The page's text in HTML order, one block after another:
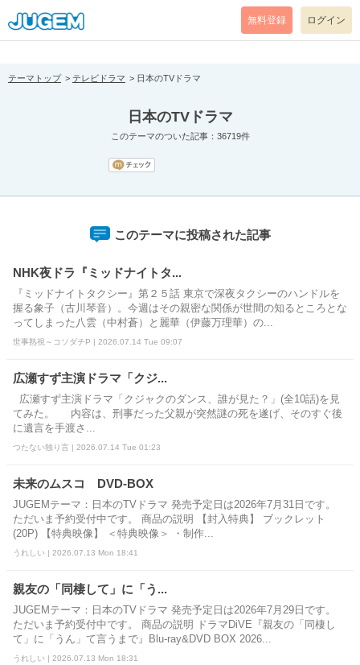
[pear_error: message="Success" code=0 mode=return level=notice
prefix="" info=""]
無料登録 ログイン
テーマトップ テレビドラマ 日本のTVドラマ
日本のTVドラマ
このテーマのついた記事：36719件
このテーマに投稿された記事
NHK夜ドラ『ミッドナイトタ...
『ミッドナイトタクシー』第２５話 東京で深夜タクシーのハンドルを
握る象子（古川琴音）。今週はその親密な関係が世間の知るところとな
ってしまった八雲（中村蒼）と麗華（伊藤万理華）の...
世事熟視～コソダチP | 2026.07.14 Tue 09:07
広瀬すず主演ドラマ「クジ...
広瀬すず主演ドラマ「クジャクのダンス、誰が見た？」(全10話)を見
てみた。 内容は、刑事だった父親が突然謎の死を遂げ、そのすぐ後
に遺言を手渡さ...
つたない独り言 | 2026.07.14 Tue 01:23
未来のムスコ DVD-BOX
JUGEMテーマ：日本のTVドラマ 発売予定日は2026年7月31日です。
ただいま予約受付中です。 商品の説明 【封入特典】 ブックレット
(20P) 【特典映像】 ＜特典映像＞ ・制作...
うれしい | 2026.07.13 Mon 18:41
親友の「同棲して」に「う...
JUGEMテーマ：日本のTVドラマ 発売予定日は2026年7月29日です。
ただいま予約受付中です。 商品の説明 ドラマDiVE『親友の「同棲し
て」に「うん」て言うまで』Blu-ray&DVD BOX 2026...
うれしい | 2026.07.13 Mon 18:31